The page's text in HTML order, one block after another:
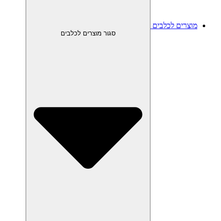
מוצרים לכלבים
סגור מוצרים לכלבים